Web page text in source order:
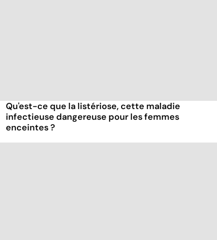
Qu'est-ce que la listériose, cette maladie
infectieuse dangereuse pour les femmes
enceintes ?